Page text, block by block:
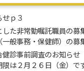
せｐ３
した非常勤嘱託職員の募
般事務・保健師）の募
健診事前調査のお知らせ
は２月２６日（金）で